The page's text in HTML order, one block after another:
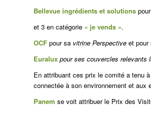
Bellevue ingrédients et solutions
et 3 en catégorie « je vends ».
OCF pour sa vitrine Perspective et pour
Euralux pour ses couvercles relevants
En attribuant ces prix le comité a tenu
connectée à son environnement et aux
Panem se voit attribuer le Prix des